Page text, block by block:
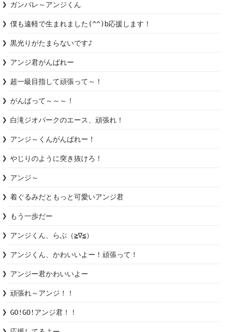
ガンバレ～アンジくん
僕も遠軽で生まれました(^^)b応援します！
黒光りがたまらないです♪
アンジ君がんばれー
超一級目指して頑張って～！
がんばって～～～！
白滝ジオパークのエース、頑張れ！
アンジ～くんがんばれー！
やじりのように突き抜けろ！
アンジ～
着ぐるみだともっと可愛いアンジ君
もう一歩だー
アンジくん、らぶ（≧∇≦）
アンジくん、かわいいよー！頑張って！
アンジー君かわいいよー
頑張れ～アンジ！！
GO!GO!アンジ君！！